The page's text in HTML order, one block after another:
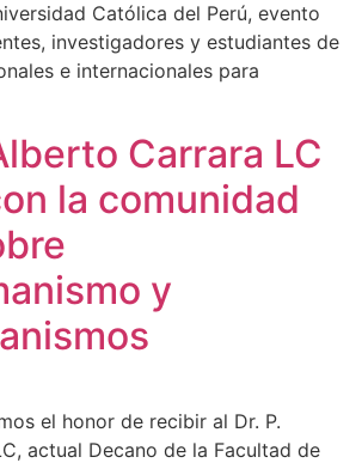
Católica del Perú, evento
investigadores y estudiantes de
e internacionales para
Carrara LC
la comunidad
y
el honor de recibir al Dr. P.
actual Decano de la Facultad de